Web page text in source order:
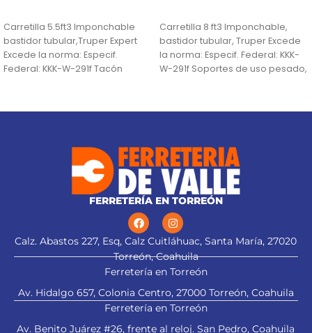
Carretilla 5.5ft3 Imponchable
bastidor tubular,Truper Expert
Excede la norma: Especif.
Federal: KKK-W-291f Tacón
Carretilla 8 ft3 Imponchable,
bastidor tubular, Truper Excede
la norma: Especif. Federal: KKK-
W-291f Soportes de uso pesado,
FERRETERÍA EN TORREÓN
Calz. Abastos 227, Esq, Calz Cuitláhuac, Santa María, 27020
Torreón, Coahuila
Ferretería en Torreón
Av. Hidalgo 657, Colonia Centro, 27000 Torreón, Coahuila
Ferretería en Torreón
Av. Benito Juárez #26, frente al reloj. San Pedro, Coahuila